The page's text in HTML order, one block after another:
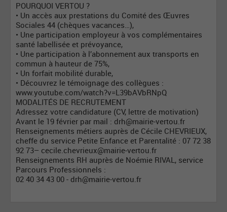
POURQUOI VERTOU ?
• Un accès aux prestations du Comité des Œuvres
Sociales 44 (chèques vacances…),
• Une participation employeur à vos complémentaires
santé labellisée et prévoyance,
• Une participation à l’abonnement aux transports en
commun à hauteur de 75%,
• Un forfait mobilité durable,
• Découvrez le témoignage des collègues :
www.youtube.com/watch?v=L39bAVbRNpQ
MODALITÉS DE RECRUTEMENT
Adressez votre candidature (CV, lettre de motivation)
Avant le 19 février par mail : drh@mairie-vertou.fr
Renseignements métiers auprès de Cécile CHEVRIEUX,
cheffe du service Petite Enfance et Parentalité : 07 72 38
92 73– cecile.chevrieux@mairie-vertou.fr
Renseignements RH auprès de Noémie RIVAL, service
Parcours Professionnels :
02 40 34 43 00 - drh@mairie-vertou.fr